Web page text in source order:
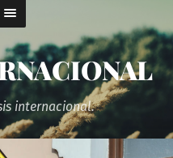
internacional.